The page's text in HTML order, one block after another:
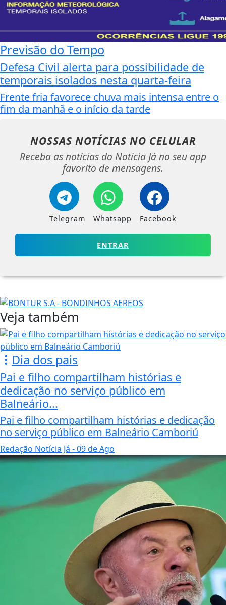
Previsão do Tempo
Defesa Civil alerta para possibilidade de
temporais isolados nesta quarta-feira
Frente fria favorece chuva mais intensa entre o
fim da manhã e o início da tarde
NOSSAS NOTÍCIAS NO CELULAR
Receba as notícias do Notícia Já no seu app
favorito de mensagens.
Telegram Whatsapp Facebook
ENTRAR
Veja também
Dia dos pais
Pai e filho compartilham histórias e
dedicação no serviço público em
Balneário...
Pai e filho compartilham histórias e dedicação
no serviço público em Balneário Camboriú
Redação Notícia Já - 09 de Ago